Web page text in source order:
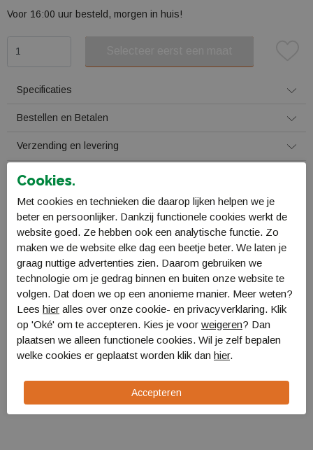
Voor 16:00 uur besteld, morgen in huis!
Specificaties
Bestellen en Betalen
Verzending en levering
Retourneren
Gerelateerde producten
Sale Sale
Cookies.
Met cookies en technieken die daarop lijken helpen we je
beter en persoonlijker. Dankzij functionele cookies werkt de
website goed. Ze hebben ook een analytische functie. Zo
maken we de website elke dag een beetje beter. We laten je
graag nuttige advertenties zien. Daarom gebruiken we
technologie om je gedrag binnen en buiten onze website te
volgen. Dat doen we op een anonieme manier. Meer weten?
Lees hier alles over onze cookie- en privacyverklaring. Klik
op 'Oké' om te accepteren. Kies je voor weigeren? Dan
plaatsen we alleen functionele cookies. Wil je zelf bepalen
welke cookies er geplaatst worden klik dan hier.